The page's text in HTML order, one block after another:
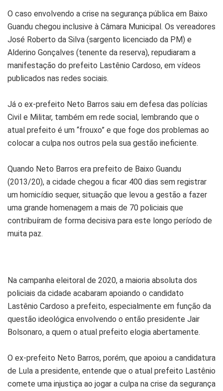
O caso envolvendo a crise na segurança pública em Baixo
Guandu chegou inclusive à Câmara Municipal. Os vereadores
José Roberto da Silva (sargento licenciado da PM) e
Alderino Gonçalves (tenente da reserva), repudiaram a
manifestação do prefeito Lastênio Cardoso, em vídeos
publicados nas redes sociais.
Já o ex-prefeito Neto Barros saiu em defesa das polícias
Civil e Militar, também em rede social, lembrando que o
atual prefeito é um “frouxo” e que foge dos problemas ao
colocar a culpa nos outros pela sua gestão ineficiente.
Quando Neto Barros era prefeito de Baixo Guandu
(2013/20), a cidade chegou a ficar 400 dias sem registrar
um homicídio sequer, situação que levou a gestão a fazer
uma grande homenagem a mais de 70 policiais que
contribuíram de forma decisiva para este longo período de
muita paz.
Na campanha eleitoral de 2020, a maioria absoluta dos
policiais da cidade acabaram apoiando o candidato
Lastênio Cardoso a prefeito, especialmente em função da
questão ideológica envolvendo o então presidente Jair
Bolsonaro, a quem o atual prefeito elogia abertamente.
O ex-prefeito Neto Barros, porém, que apoiou a candidatura
de Lula a presidente, entende que o atual prefeito Lastênio
comete uma injustiça ao jogar a culpa na crise da segurança